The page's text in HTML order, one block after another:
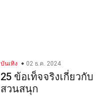
บันเทิง 02 ธ.ค. 2024
25 ข้อเท็จจริงเกี่ยวกับ
สวนสนุก